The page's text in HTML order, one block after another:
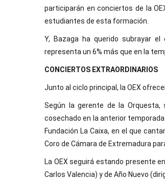
participarán en conciertos de la
estudiantes de esta formación.
Y, Bazaga ha querido subrayar
representa un 6% más que en la
CONCIERTOS EXTRAORDINARIOS
Junto al ciclo principal, la OEX
Según la gerente de la
cosechado en la anterior
Fundación La Caixa, en el que
Coro de Cámara de Extremadura
La OEX seguirá estando presente
Carlos Valencia) y de Año Nuevo